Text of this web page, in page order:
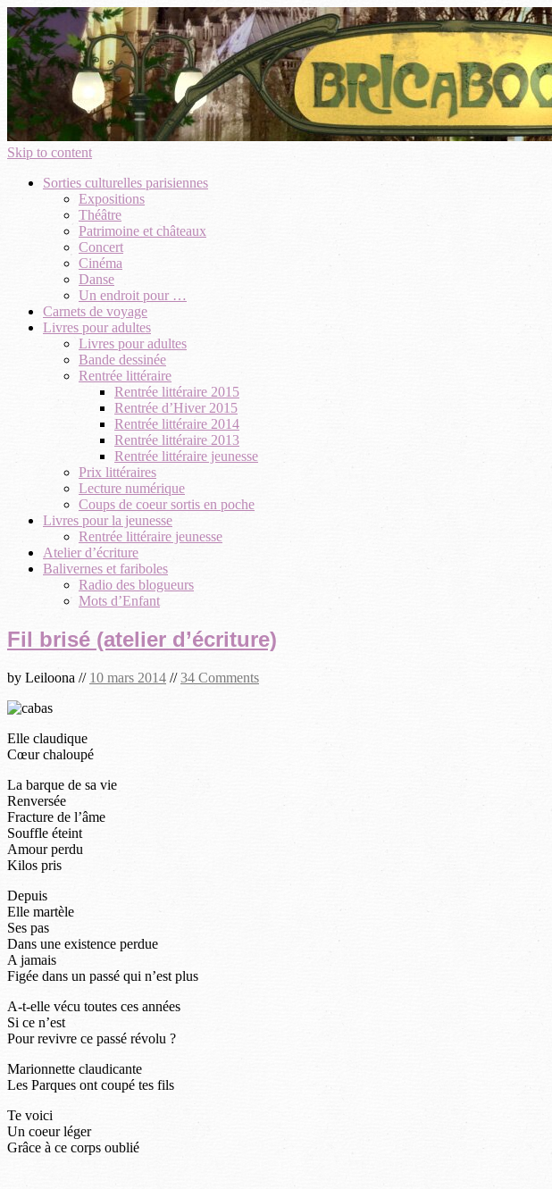
Skip to content
Sorties culturelles parisiennes
Expositions
Théâtre
Patrimoine et châteaux
Concert
Cinéma
Danse
Un endroit pour …
Carnets de voyage
Livres pour adultes
Livres pour adultes
Bande dessinée
Rentrée littéraire
Rentrée littéraire 2015
Rentrée d’Hiver 2015
Rentrée littéraire 2014
Rentrée littéraire 2013
Rentrée littéraire jeunesse
Prix littéraires
Lecture numérique
Coups de coeur sortis en poche
Livres pour la jeunesse
Rentrée littéraire jeunesse
Atelier d’écriture
Balivernes et fariboles
Radio des blogueurs
Mots d’Enfant
Fil brisé (atelier d’écriture)
by Leiloona // 10 mars 2014 //34 Comments
Elle claudique
Cœur chaloupé
La barque de sa vie
Renversée
Fracture de l’âme
Souffle éteint
Amour perdu
Kilos pris
Depuis
Elle martèle
Ses pas
Dans une existence perdue
A jamais
Figée dans un passé qui n’est plus
A-t-elle vécu toutes ces années
Si ce n’est
Pour revivre ce passé révolu ?
Marionnette claudicante
Les Parques ont coupé tes fils
Te voici
Un coeur léger
Grâce à ce corps oublié